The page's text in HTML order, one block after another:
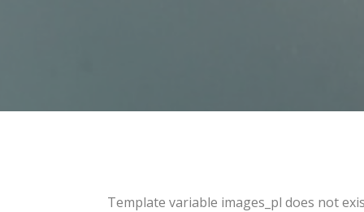
Template variable images_pl does not